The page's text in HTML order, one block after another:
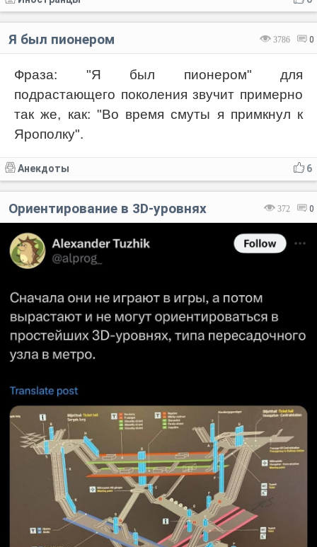
3786 0
Я был пионером
Фраза: "Я был пионером" для
подрастающего поколения звучит примерно
так же, как: "Во время смуты я примкнул к
Ярополку".
6
Анекдоты
372 0
Ориентирование в 3D-уровнях